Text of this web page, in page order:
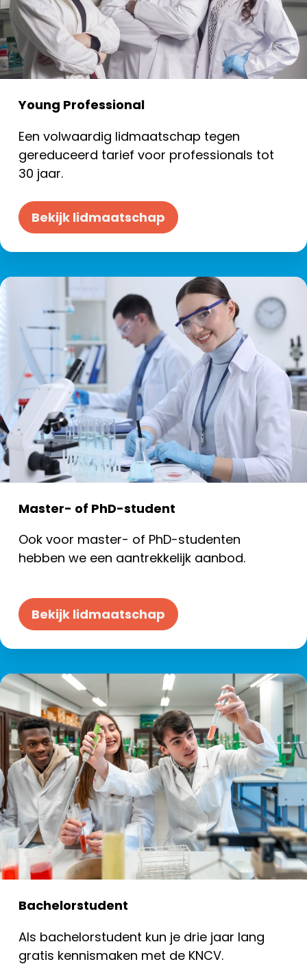
Young Professional
Een volwaardig lidmaatschap tegen
gereduceerd tarief voor professionals tot
30 jaar.
Bekijk lidmaatschap
Master- of PhD-student
Ook voor master- of PhD-studenten
hebben we een aantrekkelijk aanbod.
Bekijk lidmaatschap
Bachelorstudent
Als bachelorstudent kun je drie jaar lang
gratis kennismaken met de KNCV.